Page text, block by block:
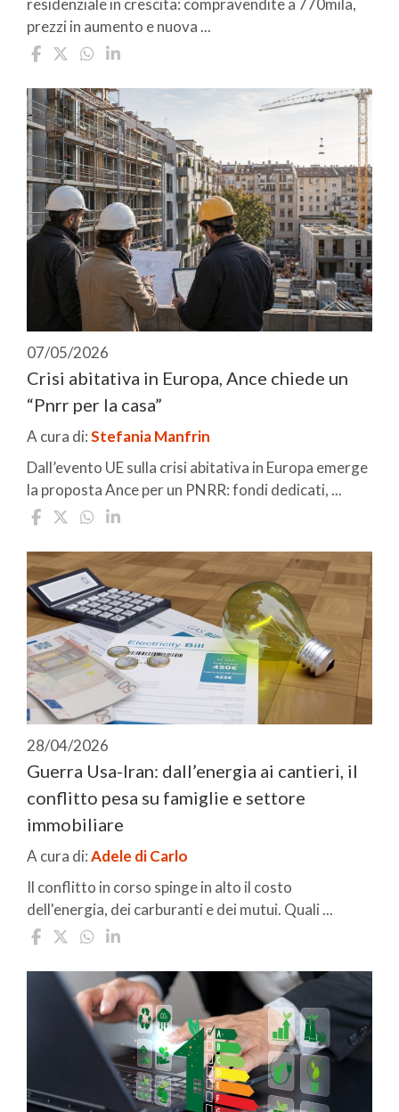
residenziale in crescita: compravendite a 770mila,
prezzi in aumento e nuova ...
07/05/2026
Crisi abitativa in Europa, Ance chiede un
“Pnrr per la casa”
A cura di:Stefania Manfrin
Dall’evento UE sulla crisi abitativa in Europa emerge
la proposta Ance per un PNRR: fondi dedicati, ...
28/04/2026
Guerra Usa-Iran: dall’energia ai cantieri, il
conflitto pesa su famiglie e settore
immobiliare
A cura di:Adele di Carlo
Il conflitto in corso spinge in alto il costo
dell'energia, dei carburanti e dei mutui. Quali ...